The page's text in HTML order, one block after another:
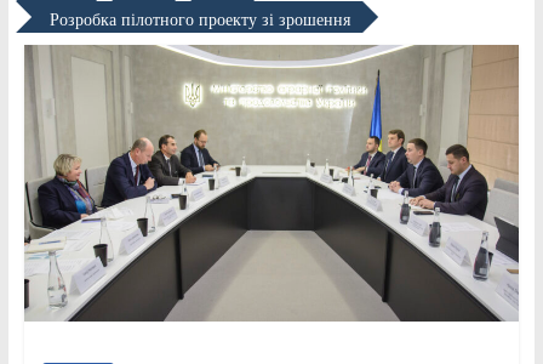
Розробка пілотного проекту зі зрошення